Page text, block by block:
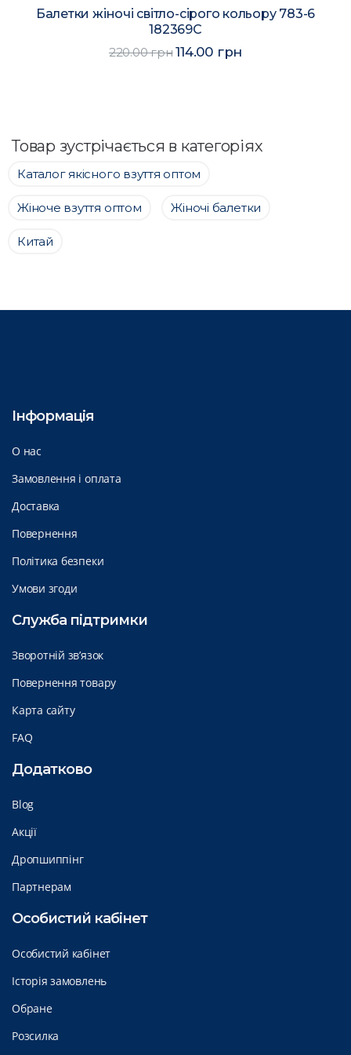
Балетки жіночі світло-сірого кольору 783-6
182369C
220.00 грн114.00 грн
Товар зустрічається в категоріях
Каталог якісного взуття оптом
Жіноче взуття оптом Жіночі балетки
Китай
Інформація
О нас
Замовлення і оплата
Доставка
Повернення
Політика безпеки
Умови згоди
Служба підтримки
Зворотній зв’язок
Повернення товару
Карта сайту
FAQ
Додатково
Blog
Акції
Дропшиппінг
Партнерам
Особистий кабінет
Особистий кабінет
Історія замовлень
Обране
Розсилка